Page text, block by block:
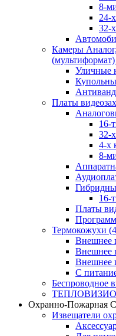
8-
24-
32-
Камеры
(мультиформат)
Уличные
Платы
16-
32-
4-х
8-
16-
Платы
Термокожухи
Внешнее
Внешнее
Внешнее
С
Беспроводное
Охранно-Пожарная
Извещатели